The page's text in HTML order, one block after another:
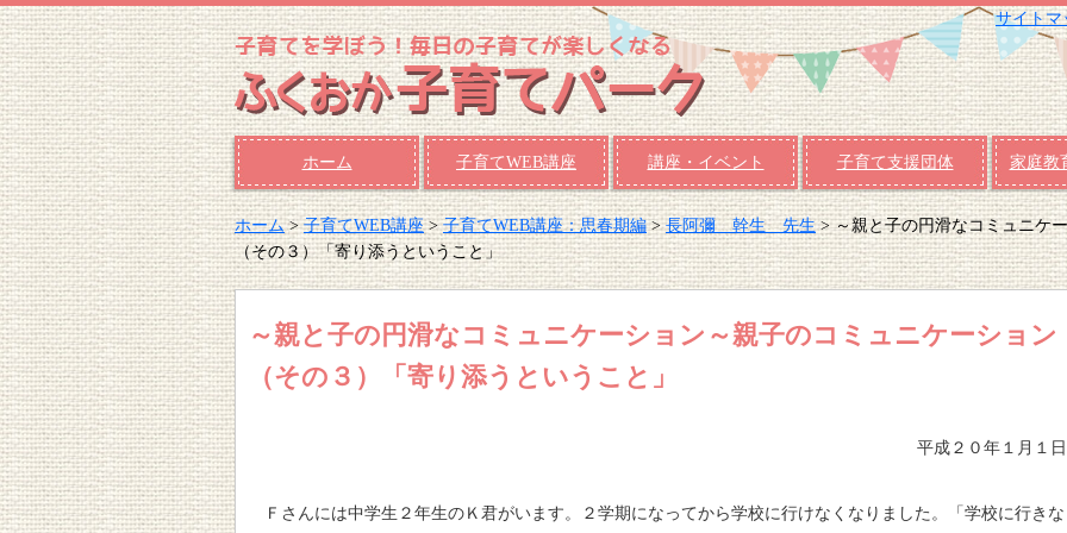
サイトマ
ホーム 子育てWEB講座 講座・イベント 子育て支援団体 家庭教
ホーム>子育てWEB講座>子育てWEB講座：思春期編>長阿彌 幹生 先生> ～親と子の円滑なコミュニケ
（その３）「寄り添うということ」
～親と子の円滑なコミュニケーション～親子のコミュニケーション
（その３）「寄り添うということ」
平成２０年１月１日
Ｆさんには中学生２年生のＫ君がいます。２学期になってから学校に行けなくなりました。「学校に行きな